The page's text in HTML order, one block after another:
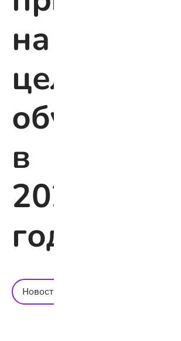
на
целевое
обучение
в
2024
году
Новости